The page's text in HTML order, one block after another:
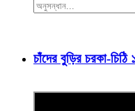
চাঁদের বুড়ির চরকা-